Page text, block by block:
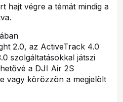
hajt végre a témát mindig a
2.0, az ActiveTrack 4.0
szolgáltatásokkal játszi
a DJI Air 2S
vagy körözzön a megjelölt